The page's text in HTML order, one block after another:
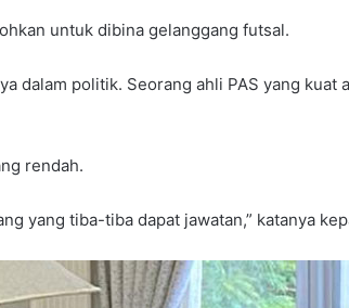
untuk dibina gelanggang futsal.
dalam politik. Seorang ahli PAS yang kuat
rendah.
yang tiba-tiba dapat jawatan,” katanya